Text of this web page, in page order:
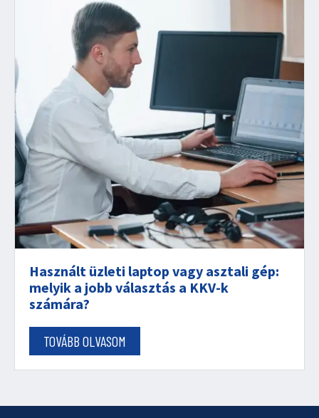
Használt üzleti laptop vagy asztali gép:
melyik a jobb választás a KKV-k
számára?
TOVÁBB OLVASOM